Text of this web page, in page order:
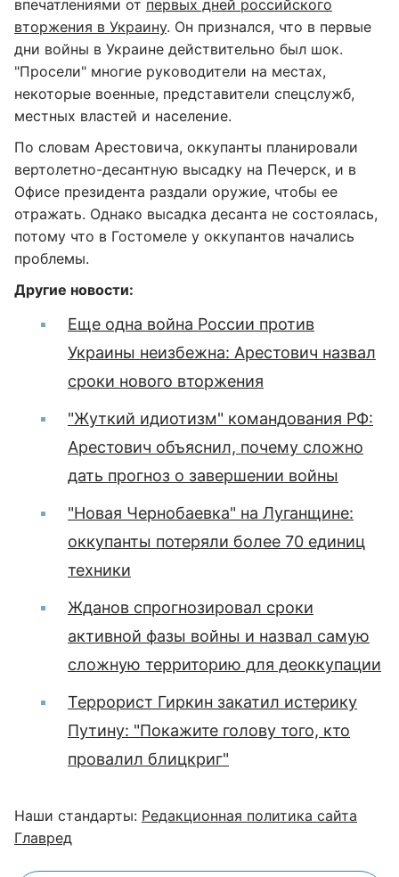
впечатлениями от первых дней российского
вторжения в Украину. Он признался, что в первые
дни войны в Украине действительно был шок.
"Просели" многие руководители на местах,
некоторые военные, представители спецслужб,
местных властей и население.
По словам Арестовича, оккупанты планировали
вертолетно-десантную высадку на Печерск, и в
Офисе президента раздали оружие, чтобы ее
отражать. Однако высадка десанта не состоялась,
потому что в Гостомеле у оккупантов начались
проблемы.
Другие новости:
Еще одна война России против
Украины неизбежна: Арестович назвал
сроки нового вторжения
"Жуткий идиотизм" командования РФ:
Арестович объяснил, почему сложно
дать прогноз о завершении войны
"Новая Чернобаевка" на Луганщине:
оккупанты потеряли более 70 единиц
техники
Жданов спрогнозировал сроки
активной фазы войны и назвал самую
сложную территорию для деоккупации
Террорист Гиркин закатил истерику
Путину: "Покажите голову того, кто
провалил блицкриг"
Наши стандарты: Редакционная политика сайта
Главред